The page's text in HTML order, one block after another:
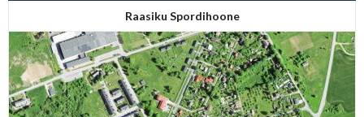
Raasiku Spordihoone